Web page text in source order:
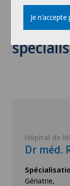
Hôpital de
Dr méd.
Gériatrie,
Je n'accepte